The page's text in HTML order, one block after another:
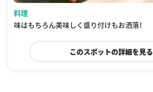
料理
味はもちろん美味しく盛り付けもお洒落！
このスポットの詳細を見る